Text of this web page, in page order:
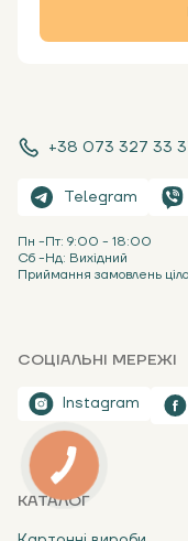
+38 073 327 33
Telegram
Пн -Пт: 9:00 - 18:00
Сб -Нд: Вихідний
Приймання замовлень
СОЦІАЛЬНІ МЕРЕЖІ
Instagram
КАТАЛОГ